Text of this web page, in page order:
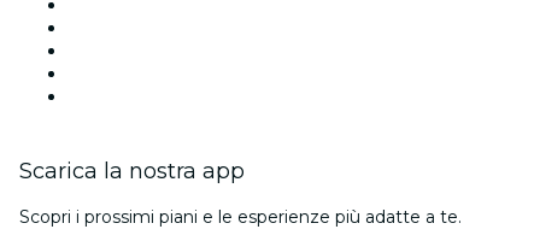
Scarica la nostra app
Scopri i prossimi piani e le esperienze più adatte a te.